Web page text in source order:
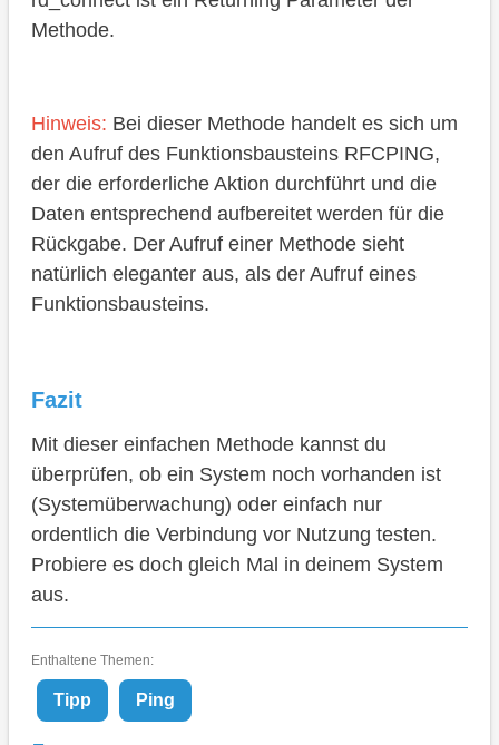
Methode.
Hinweis: Bei dieser Methode handelt es sich um
den Aufruf des Funktionsbausteins RFCPING,
der die erforderliche Aktion durchführt und die
Daten entsprechend aufbereitet werden für die
Rückgabe. Der Aufruf einer Methode sieht
natürlich eleganter aus, als der Aufruf eines
Funktionsbausteins.
Fazit
Mit dieser einfachen Methode kannst du
überprüfen, ob ein System noch vorhanden ist
(Systemüberwachung) oder einfach nur
ordentlich die Verbindung vor Nutzung testen.
Probiere es doch gleich Mal in deinem System
aus.
Enthaltene Themen:
Tipp Ping